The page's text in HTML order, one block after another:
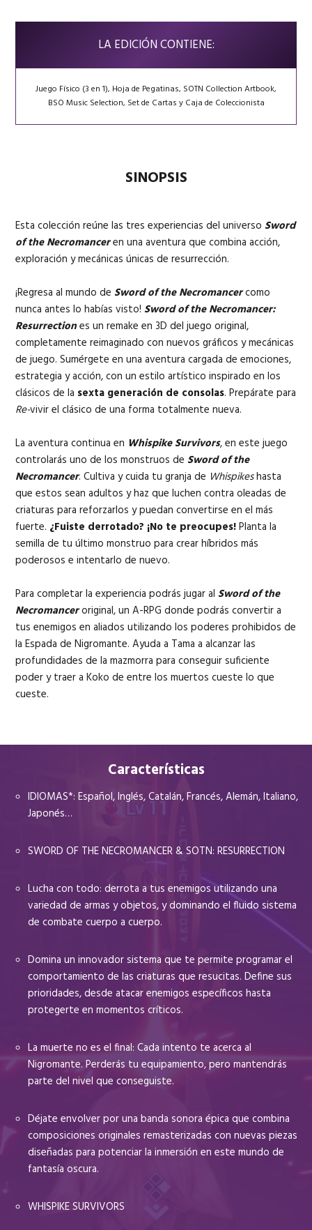
LA EDICIÓN CONTIENE:
Juego Físico (3 en 1), Hoja de Pegatinas, SOTN Collection Artbook,
BSO Music Selection, Set de Cartas y Caja de Coleccionista
SINOPSIS
Esta colección reúne las tres experiencias del universo Sword
of the Necromanceren una aventura que combina acción,
exploración y mecánicas únicas de resurrección.
¡Regresa al mundo de Sword of the Necromancercomo
nunca antes lo habías visto! Sword of the Necromancer:
Resurrectiones un remake en 3D del juego original,
completamente reimaginado con nuevos gráficos y mecánicas
de juego. Sumérgete en una aventura cargada de emociones,
estrategia y acción, con un estilo artístico inspirado en los
clásicos de la sexta generación de consolas. Prepárate para
Re-vivir el clásico de una forma totalmente nueva.
La aventura continua en Whispike Survivors, en este juego
controlarás uno de los monstruos de Sword of the
Necromancer. Cultiva y cuida tu granja de Whispikeshasta
que estos sean adultos y haz que luchen contra oleadas de
criaturas para reforzarlos y puedan convertirse en el más
fuerte. ¿Fuiste derrotado? ¡No te preocupes!Planta la
semilla de tu último monstruo para crear híbridos más
poderosos e intentarlo de nuevo.
Para completar la experiencia podrás jugar al Sword of the
Necromanceroriginal, un A-RPG donde podrás convertir a
tus enemigos en aliados utilizando los poderes prohibidos de
la Espada de Nigromante. Ayuda a Tama a alcanzar las
profundidades de la mazmorra para conseguir suficiente
poder y traer a Koko de entre los muertos cueste lo que
cueste.
Características
IDIOMAS*: Español, Inglés, Catalán, Francés, Alemán, Italiano,
Japonés…
SWORD OF THE NECROMANCER & SOTN: RESURRECTION
Lucha con todo: derrota a tus enemigos utilizando una
variedad de armas y objetos, y dominando el fluido sistema
de combate cuerpo a cuerpo.
Domina un innovador sistema que te permite programar el
comportamiento de las criaturas que resucitas. Define sus
prioridades, desde atacar enemigos específicos hasta
protegerte en momentos críticos.
La muerte no es el final: Cada intento te acerca al
Nigromante. Perderás tu equipamiento, pero mantendrás
parte del nivel que conseguiste.
Déjate envolver por una banda sonora épica que combina
composiciones originales remasterizadas con nuevas piezas
diseñadas para potenciar la inmersión en este mundo de
fantasía oscura.
WHISPIKE SURVIVORS